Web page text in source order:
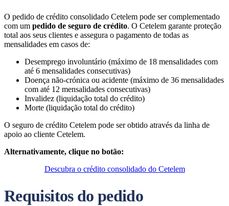
O pedido de crédito consolidado Cetelem pode ser complementado
com um pedido de seguro de crédito. O Cetelem garante proteção
total aos seus clientes e assegura o pagamento de todas as
mensalidades em casos de:
Desemprego involuntário (máximo de 18 mensalidades com
até 6 mensalidades consecutivas)
Doença não-crónica ou acidente (máximo de 36 mensalidades
com até 12 mensalidades consecutivas)
Invalidez (liquidação total do crédito)
Morte (liquidação total do crédito)
O seguro de crédito Cetelem pode ser obtido através da linha de
apoio ao cliente Cetelem.
Alternativamente, clique no botão:
Descubra o crédito consolidado do Cetelem
Requisitos do pedido